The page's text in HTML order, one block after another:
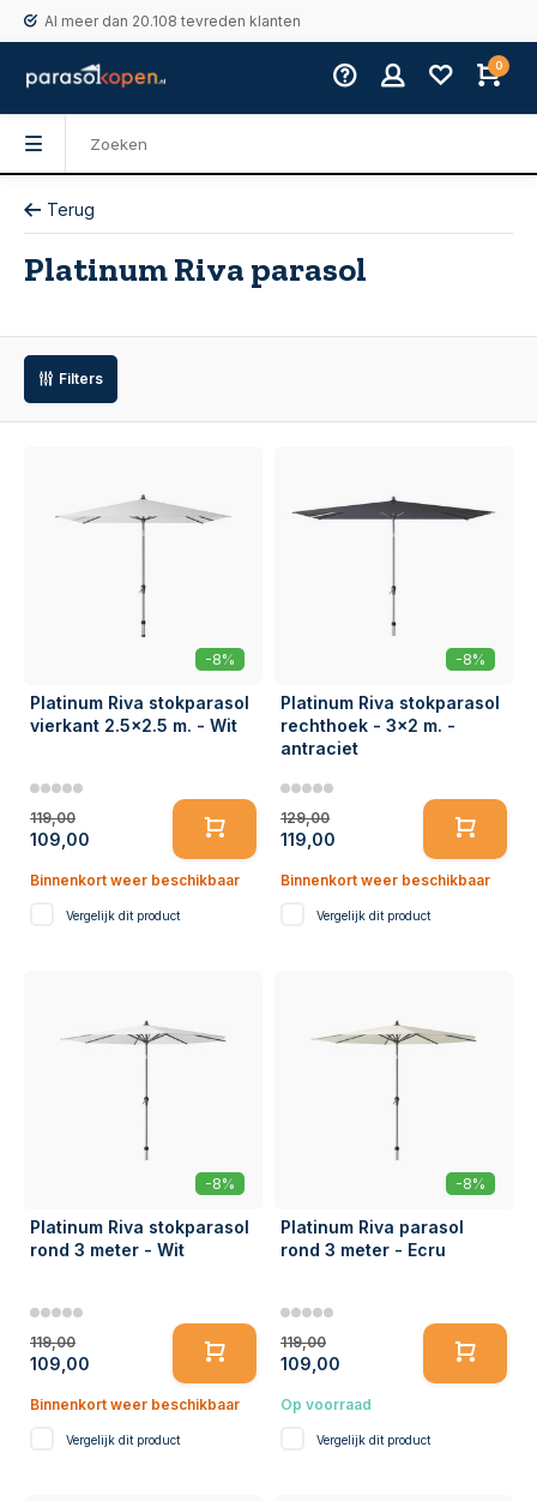
Al meer dan 20.108 tevreden klanten
0
Terug
Platinum Riva parasol
Filters
-8%
Platinum Riva stokparasol
vierkant 2.5x2.5 m. - Wit
119,00
109,00
Binnenkort weer beschikbaar
Vergelijk dit product
-8%
Platinum Riva stokparasol
rechthoek - 3x2 m. -
antraciet
129,00
119,00
Binnenkort weer beschikbaar
Vergelijk dit product
-8%
Platinum Riva stokparasol
rond 3 meter - Wit
119,00
109,00
Binnenkort weer beschikbaar
Vergelijk dit product
-8%
Platinum Riva parasol
rond 3 meter - Ecru
119,00
109,00
Op voorraad
Vergelijk dit product